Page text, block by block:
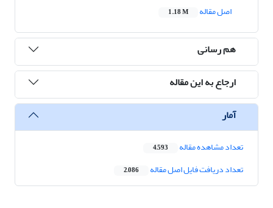
اصل مقاله
1.18 M
هم رسانی
ارجاع به این مقاله
آمار
تعداد مشاهده مقاله 4,593
تعداد دریافت فایل اصل مقاله 2,086